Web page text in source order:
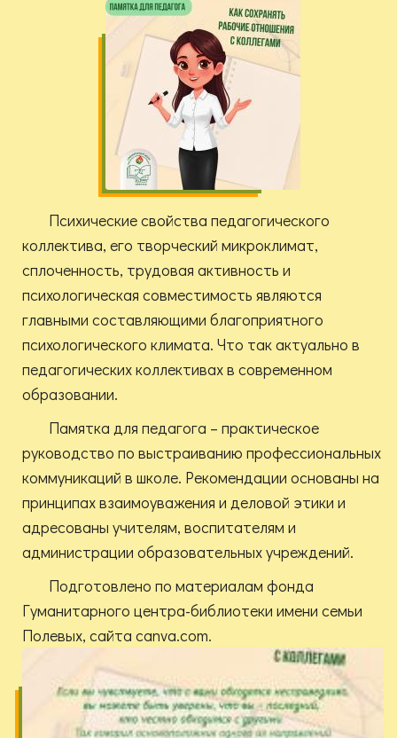
Психические свойства педагогического
коллектива, его творческий микроклимат,
сплоченность, трудовая активность и
психологическая совместимость являются
главными составляющими благоприятного
психологического климата. Что так актуально в
педагогических коллективах в современном
образовании.
Памятка для педагога – практическое
руководство по выстраиванию профессиональных
коммуникаций в школе. Рекомендации основаны на
принципах взаимоуважения и деловой этики и
адресованы учителям, воспитателям и
администрации образовательных учреждений.
Подготовлено по материалам фонда
Гуманитарного центра-библиотеки имени семьи
Полевых, сайта canva.com.